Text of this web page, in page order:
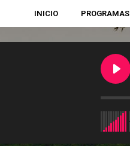
INICIO PROGRAMAS